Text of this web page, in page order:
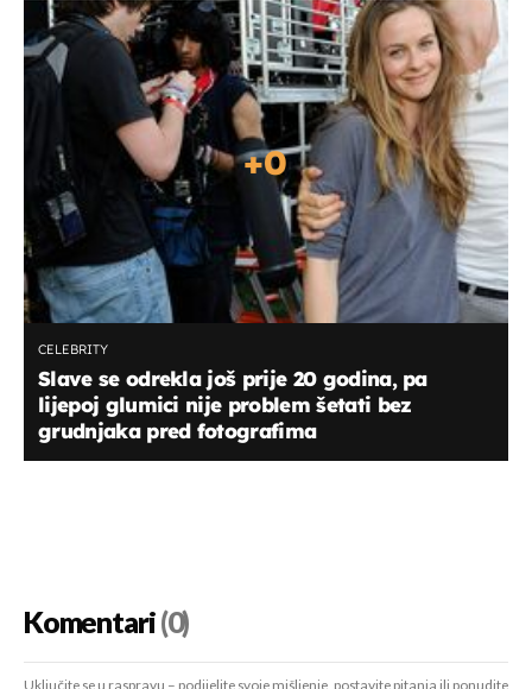
+0
CELEBRITY
Slave se odrekla još prije 20 godina, pa
lijepoj glumici nije problem šetati bez
grudnjaka pred fotografima
Komentari(0)